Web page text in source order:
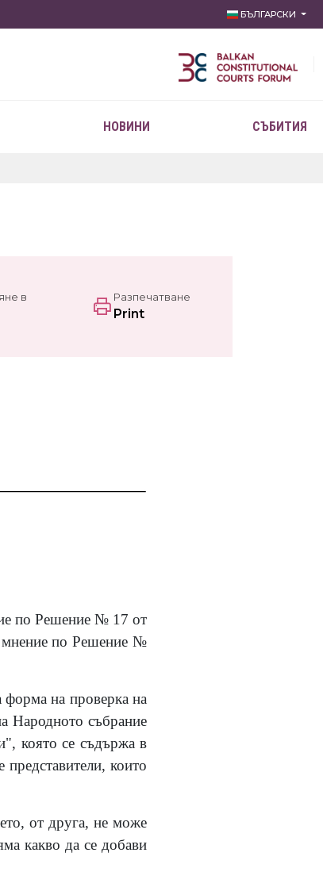
БЪЛГАРСКИ
НОВИНИ СЪБИТИЯ
в Разпечатване
Print
по Решение № 17 от
по Решение №
форма на проверка на
Народното събрание
която се съдържа в
които
от друга, не може
какво да се добави